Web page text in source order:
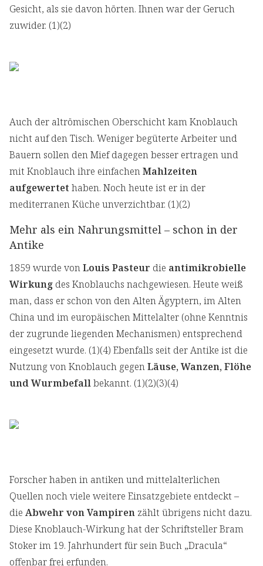
Gesicht, als sie davon hörten. Ihnen war der Geruch
zuwider. (1)(2)
Auch der altrömischen Oberschicht kam Knoblauch
nicht auf den Tisch. Weniger begüterte Arbeiter und
Bauern sollen den Mief dagegen besser ertragen und
mit Knoblauch ihre einfachenMahlzeiten
aufgewertet haben. Noch heute ist er in der
mediterranen Küche unverzichtbar. (1)(2)
Mehr als ein Nahrungsmittel – schon in der
Antike
1859 wurde vonLouis Pasteur die antimikrobielle
Wirkung des Knoblauchs nachgewiesen. Heute weiß
man, dass er schon von den Alten Ägyptern, im Alten
China und im europäischen Mittelalter (ohne Kenntnis
der zugrunde liegenden Mechanismen) entsprechend
eingesetzt wurde. (1)(4) Ebenfalls seit der Antike ist die
Nutzung von Knoblauch gegenLäuse, Wanzen, Flöhe
und Wurmbefallbekannt. (1)(2)(3)(4)
Forscher haben in antiken und mittelalterlichen
Quellen noch viele weitere Einsatzgebiete entdeckt –
die Abwehr von Vampiren zählt übrigens nicht dazu.
Diese Knoblauch-Wirkung hat der Schriftsteller Bram
Stoker im 19. Jahrhundert für sein Buch „Dracula“
offenbar frei erfunden.